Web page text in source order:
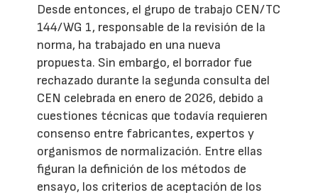
Desde entonces, el grupo de trabajo CEN/TC
144/WG 1, responsable de la revisión de la
norma, ha trabajado en una nueva
propuesta. Sin embargo, el borrador fue
rechazado durante la segunda consulta del
CEN celebrada en enero de 2026, debido a
cuestiones técnicas que todavía requieren
consenso entre fabricantes, expertos y
organismos de normalización. Entre ellas
figuran la definición de los métodos de
ensayo, los criterios de aceptación de los